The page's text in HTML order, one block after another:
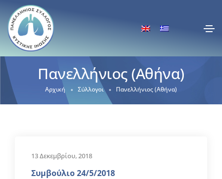
Πανελλήνιος (Αθήνα)
Αρχική Σύλλογοι Πανελλήνιος (Αθήνα)
13 Δεκεμβρίου, 2018
Συμβούλιο 24/5/2018